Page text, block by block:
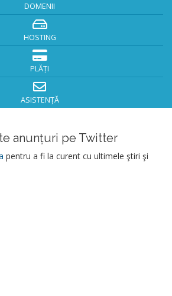
DOMENII
HOSTING
PLĂȚI
ASISTENȚĂ
anunțuri pe Twitter
pentru a fi la curent cu ultimele ştiri şi